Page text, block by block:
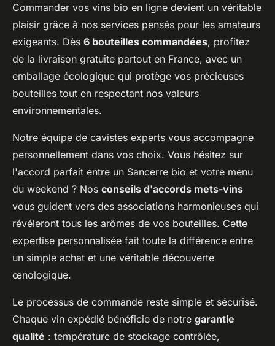
Commander vos vins bio en ligne devient un véritable
plaisir grâce à nos services pensés pour les amateurs
exigeants. Dès 6 bouteilles commandées, profitez
de la livraison gratuite partout en France, avec un
emballage écologique qui protège vos précieuses
bouteilles tout en respectant nos valeurs
environnementales.
Notre équipe de cavistes experts vous accompagne
personnellement dans vos choix. Vous hésitez sur
l'accord parfait entre un Sancerre bio et votre menu
du weekend ? Nos conseils d'accords mets-vins
vous guident vers des associations harmonieuses qui
révéleront tous les arômes de vos bouteilles. Cette
expertise personnalisée fait toute la différence entre
un simple achat et une véritable découverte
œnologique.
Le processus de commande reste simple et sécurisé.
Chaque vin expédié bénéficie de notre garantie
qualité : température de stockage contrôlée,